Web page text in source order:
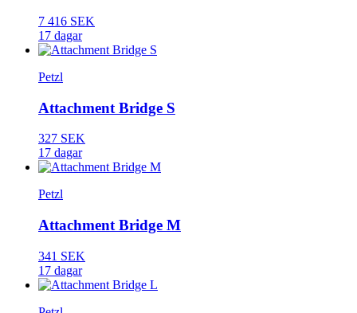
7 416 SEK
17 dagar
Petzl
Attachment Bridge S
327 SEK
17 dagar
Petzl
Attachment Bridge M
341 SEK
17 dagar